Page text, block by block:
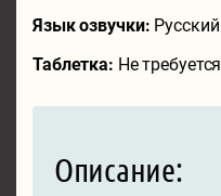
Язык озвучки: Русский
Таблетка: Не
Описание: